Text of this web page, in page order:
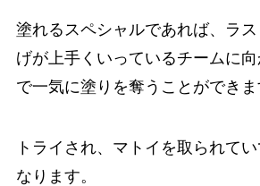
塗れるスペシャルであれば、ラ
げが上手くいっているチームに
で一気に塗りを奪うことができま
トライされ、マトイを取られて
なります。